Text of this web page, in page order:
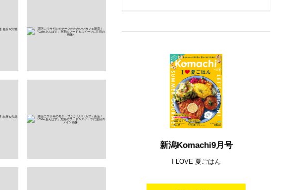
新潟Komachi9月号
I LOVE 夏ごはん